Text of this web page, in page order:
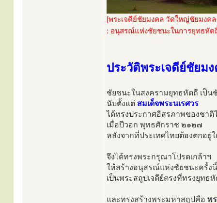
[พระเจดีย์ชัยมงคล วัดใหญ่ชัยมงคล
: อนุสรณ์แห่งชัยชนะในการยุทธหัต
ประวัติพระเจดีย์ชัยม
ชัยชนะในสงครามยุทธหัตถี เป็
นับตั้งแต่ สมเด็จพระนเรศวร
ได้ทรงประกาศอิสรภาพของชาติ
เมื่อปีวอก พุทธศักราช ๒๑๒๗
หลังจากที่ประเทศไทยต้องตกอยู่
จึงได้ทรงพระกรุณาโปรดเกล้าฯ
ให้สร้างอนุสรณ์แห่งชัยชนะครั้ง
เป็นพระสถูปเจดีย์ตรงที่ทรงยุทธ
และทรงสร้างพระมหาสถูปคือ พ